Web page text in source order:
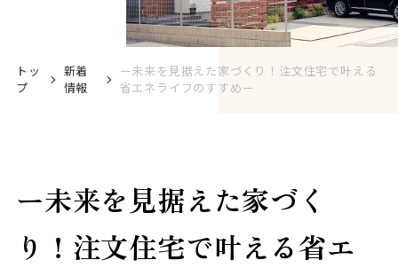
トッ
プ
新着
情報
ー未来を見据えた家づくり！注文住宅で叶える
省エネライフのすすめー
ー未来を見据えた家づく
り！注文住宅で叶える省エ